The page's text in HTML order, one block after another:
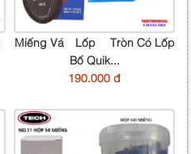
Miếng Vá Lốp Tròn Có Lốp
Bố Quik...
190.000 đ